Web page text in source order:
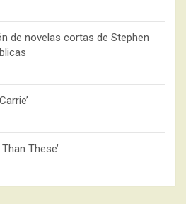
de novelas cortas de Stephen
These’